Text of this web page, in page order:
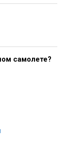
самолете?